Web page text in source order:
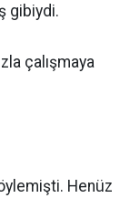
gibiydi.
çalışmaya
Henüz